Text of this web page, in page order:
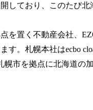
しており、このたび北
を置く不動産会社、
す。札幌本社はecbo
幌市を拠点に北海道の